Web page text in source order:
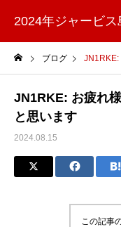
2024年ジャービ
ブログ JN1RKE:
JN1RKE: お疲れ
と思います
2024.08.15
この記事